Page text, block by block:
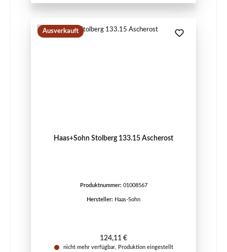
Ausverkauft
Haas+Sohn Stolberg 133.15 Ascherost
Produktnummer: 01008567
Hersteller: Haas-Sohn
Regulärer Preis:
124,11 €
nicht mehr verfügbar, Produktion eingestellt